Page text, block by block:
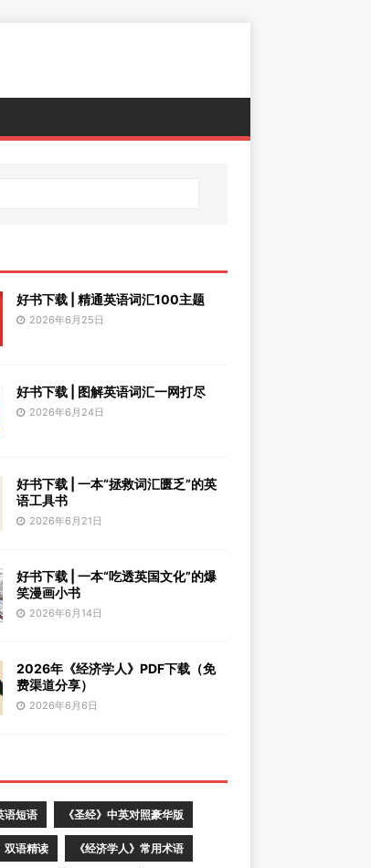
好书下载 | 精通英语词汇100主题
2026年6月25日
好书下载 | 图解英语词汇一网打尽
2026年6月24日
好书下载 | 一本“拯救词汇匮乏”的英
语工具书
2026年6月21日
好书下载 | 一本“吃透英国文化”的爆
笑漫画小书
2026年6月14日
2026年《经济学人》PDF下载（免
费渠道分享）
2026年6月6日
语短语 《圣经》中英对照豪华版
双语精读 《经济学人》常用术语